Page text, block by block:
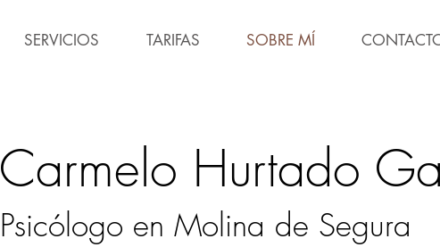
SERVICIOS TARIFAS SOBRE MÍ
Carmelo Hurtado
Psicólogo en Molina de Segura